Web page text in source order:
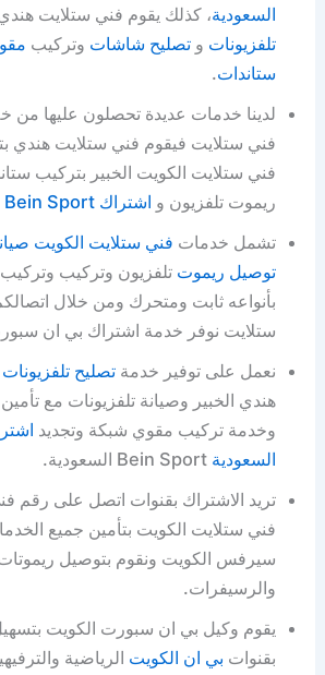
السعودية، كذلك يقوم فني ستلايت
تلفزيونات وتصليح شاشات وتركيب
ستاندات.
لدينا خدمات عديدة تحصلون عليها من
فني ستلايت فيقوم فني ستلايت هندي
فني ستلايت الكويت الخبير بتركيب
ريموت تلفزيون و اشتراك Bein Sport الكويت
تشمل خدمات فني ستلايت الكويت
توصيل ريموت تلفزيون وتركيب وتركيب
بأنواعه ثابت ومتحرك ومن خلال
ستلايت نوفر خدمة اشتراك بي ان
نعمل على توفير خدمةتصليح تلفزيونات
هندي الخبير وصيانة تلفزيونات مع
وخدمة تركيب مقوي شبكة وتجديد
السعودية Bein Sport السعودية.
تريد الاشتراك بقنوات اتصل على رقم
فني ستلايت الكويت بتأمين جميع
سيرفس الكويت ونقوم بتوصيل
والرسيفرات.
يقوم وكيل بي ان سبورت الكويت
بقنوات بي ان الكويت الرياضية